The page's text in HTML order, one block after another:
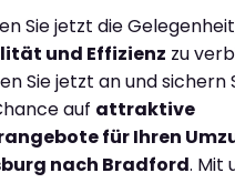
Sie jetzt die
und Effizienz zu
Sie jetzt an und sichern
auf attraktive
für Ihren
nach Bradford. Mit